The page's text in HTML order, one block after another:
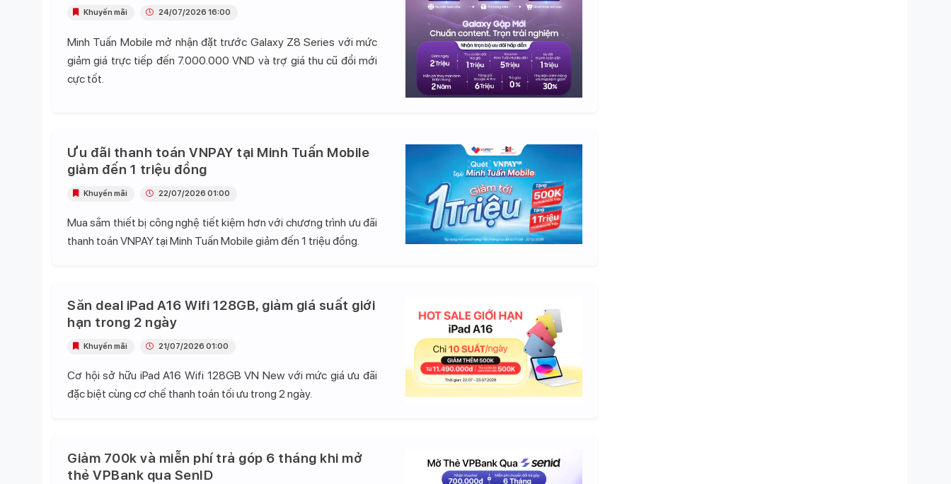
Minh Tuấn Mobile mở nhận đặt trước Galaxy Z8 Series với mức
giảm giá trực tiếp đến 7.000.000 VND và trợ giá thu cũ đổi mới
cực tốt.
Khuyến mãi 24/07/2026 16:00
Ưu đãi thanh toán VNPAY tại Minh Tuấn Mobile
giảm đến 1 triệu đồng
Mua sắm thiết bị công nghệ tiết kiệm hơn với chương trình ưu đãi
thanh toán VNPAY tại Minh Tuấn Mobile giảm đến 1 triệu đồng.
Khuyến mãi 22/07/2026 01:00
Săn deal iPad A16 Wifi 128GB, giảm giá suất giới
hạn trong 2 ngày
Cơ hội sở hữu iPad A16 Wifi 128GB VN New với mức giá ưu đãi
đặc biệt cùng cơ chế thanh toán tối ưu trong 2 ngày.
Khuyến mãi 21/07/2026 01:00
Giảm 700k và miễn phí trả góp 6 tháng khi mở
thẻ VPBank qua SenID